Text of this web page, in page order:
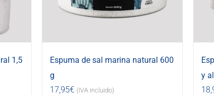
1,5
Espuma de sal marina natural 600
g
17,95€ (IVA incluido)
y